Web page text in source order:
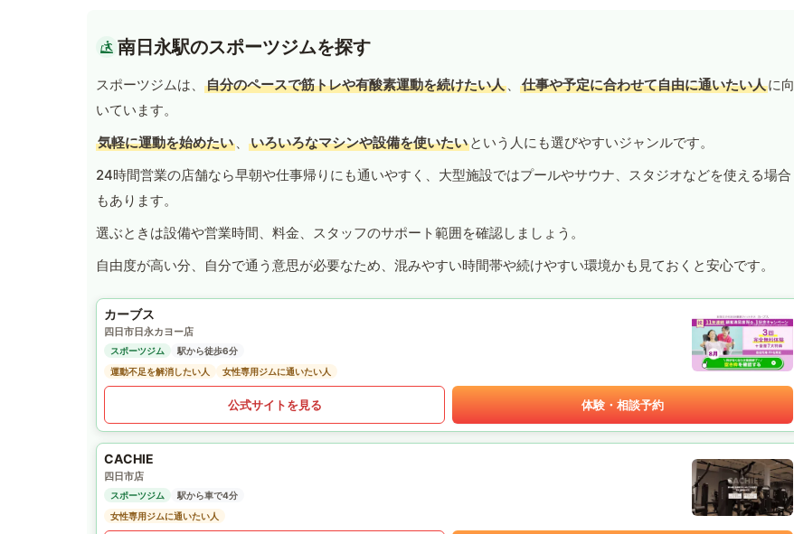
南日永駅のスポーツジムを探す
スポーツジムは、 自分のペースで筋トレや有酸素運動を続けたい人 、 仕事や予定に合わせて自由に通いたい人に向
いています。
気軽に運動を始めたい 、 いろいろなマシンや設備を使いたい という人にも選びやすいジャンルです。
24時間営業の店舗なら早朝や仕事帰りにも通いやすく、大型施設ではプールやサウナ、スタジオなどを使える場合
もあります。
選ぶときは設備や営業時間、料金、スタッフのサポート範囲を確認しましょう。
自由度が高い分、自分で通う意思が必要なため、混みやすい時間帯や続けやすい環境かも見ておくと安心です。
カーブス
四日市日永カヨー店
スポーツジム
駅から徒歩6分
運動不足を解消したい人
女性専用ジムに通いたい人
公式サイトを見る 体験・相談予約
CACHIE
四日市店
スポーツジム
駅から車で4分
女性専用ジムに通いたい人